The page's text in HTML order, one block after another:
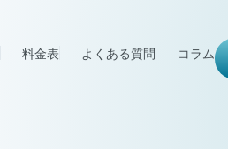
料金表 よくある質問 コラム